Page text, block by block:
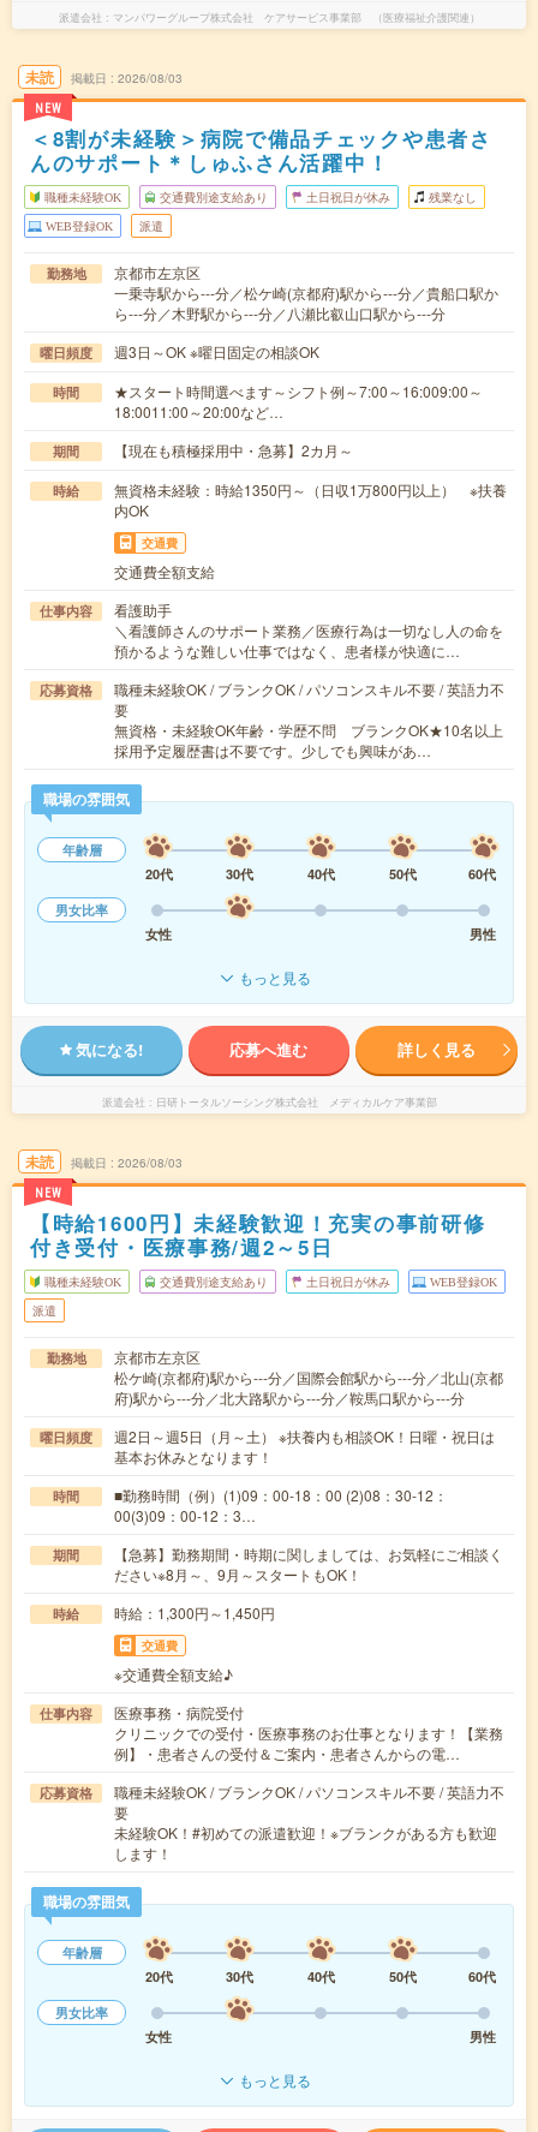
派遣会社 マンパワーグループ株式会社 ケアサービス事業部 （医療福祉介護関連）
未読
NEW
掲載日 2026/08/03
＜8割が未経験＞病院で備品チェックや患者さ
んのサポート＊しゅふさん活躍中！
職種未経験OK 交通費別途支給あり 土日祝日が休み 残業なし
WEB登録OK 派遣
勤務地
京都市左京区
一乗寺駅から---分／松ケ崎(京都府)駅から---分／貴船口駅か
ら---分／木野駅から---分／八瀬比叡山口駅から---分
曜日頻度 週3日～OK ※曜日固定の相談OK
時間
★スタート時間選べます～シフト例～7:00～16:009:00～
18:0011:00～20:00など…
期間 【現在も積極採用中・急募】2カ月～
時給
無資格未経験：時給1350円～（日収1万800円以上） ※扶養
内OK
交通費
交通費全額支給
仕事内容
看護助手
＼看護師さんのサポート業務／医療行為は一切なし人の命を
預かるような難しい仕事ではなく、患者様が快適に…
応募資格
職種未経験OK / ブランクOK / パソコンスキル不要 / 英語力不
要
無資格・未経験OK年齢・学歴不問 ブランクOK★10名以上
採用予定履歴書は不要です。少しでも興味があ…
職場の雰囲気
年齢層
20代
30代 40代 50代
60代
男女比率
女性
男性
もっと見る
気になる! 応募へ進む 詳しく見る
派遣会社 日研トータルソーシング株式会社 メディカルケア事業部
未読
NEW
掲載日 2026/08/03
【時給1600円】未経験歓迎！充実の事前研修
付き受付・医療事務/週2～5日
職種未経験OK 交通費別途支給あり 土日祝日が休み WEB登録OK
派遣
勤務地
京都市左京区
松ケ崎(京都府)駅から---分／国際会館駅から---分／北山(京都
府)駅から---分／北大路駅から---分／鞍馬口駅から---分
曜日頻度
週2日～週5日（月～土） ※扶養内も相談OK！日曜・祝日は
基本お休みとなります！
時間
■勤務時間（例）(1)09：00-18：00 (2)08：30-12：
00(3)09：00-12：3…
期間
【急募】勤務期間・時期に関しましては、お気軽にご相談く
ださい※8月～、9月～スタートもOK！
時給 時給：1,300円～1,450円
交通費
※交通費全額支給♪
仕事内容
医療事務・病院受付
クリニックでの受付・医療事務のお仕事となります！【業務
例】・患者さんの受付＆ご案内・患者さんからの電…
応募資格
職種未経験OK / ブランクOK / パソコンスキル不要 / 英語力不
要
未経験OK！#初めての派遣歓迎！※ブランクがある方も歓迎
します！
職場の雰囲気
年齢層
20代
30代 40代 50代
60代
男女比率
女性
男性
もっと見る